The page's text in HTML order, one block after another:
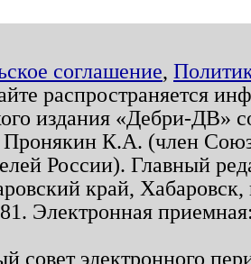
соглашение,
распространяется
издания «Дебри-ДВ»
К.А. (член
России). Главный
край,
Электронная
совет электронного